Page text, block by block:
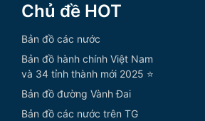
Chủ đề HOT
Bản đồ các nước
Bản đồ hành chính Việt Nam
và 34 tỉnh thành mới 2025 ⭐
Bản đồ đường Vành Đai
Bản đồ các nước trên TG